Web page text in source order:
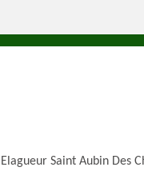
Elagueur Saint Aubin Des